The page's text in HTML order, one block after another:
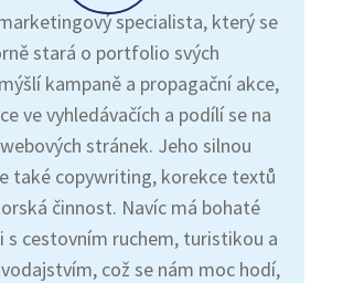
specialista, který se
stará o portfolio svých
kampaně a propagační akce,
ve vyhledávačích a podílí se na
stránek. Jeho silnou
také copywriting, korekce textů
činnost. Navíc má bohaté
s cestovním ruchem, turistikou a
což se nám moc hodí,